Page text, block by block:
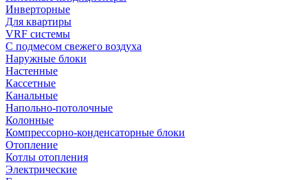
Инверторные
Для квартиры
VRF системы
С подмесом свежего воздуха
Наружные блоки
Настенные
Кассетные
Канальные
Напольно-потолочные
Колонные
Компрессорно-конденсаторные блоки
Отопление
Котлы отопления
Электрические